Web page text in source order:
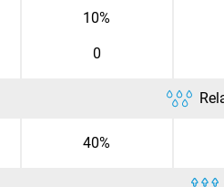
10%
0
40%